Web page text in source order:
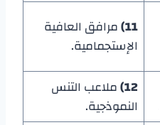
11) مرافق العافية
الإستجمامية.
12) ملاعب التنس
النموذجية.